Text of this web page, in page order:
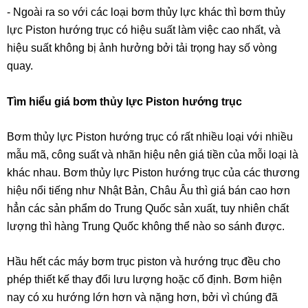
- Ngoài ra so với các loại bơm thủy lực khác thì bơm thủy
lực Piston hướng trục có hiệu suất làm việc cao nhất, và
hiệu suất không bị ảnh hưởng bởi tải trọng hay số vòng
quay.
Tìm hiểu giá bơm thủy lực Piston hướng trục
Bơm thủy lực Piston hướng trục có rất nhiều loại với nhiều
mẫu mã, công suất và nhãn hiệu nên giá tiền của mỗi loại là
khác nhau. Bơm thủy lực Piston hướng trục của các thương
hiệu nổi tiếng như Nhật Bản, Châu Âu thì giá bán cao hơn
hẳn các sản phẩm do Trung Quốc sản xuất, tuy nhiên chất
lượng thì hàng Trung Quốc không thể nào so sánh được.
Hầu hết các máy bơm trục piston và hướng trục đều cho
phép thiết kế thay đổi lưu lượng hoặc cố định. Bơm hiện
nay có xu hướng lớn hơn và nặng hơn, bởi vì chúng đã